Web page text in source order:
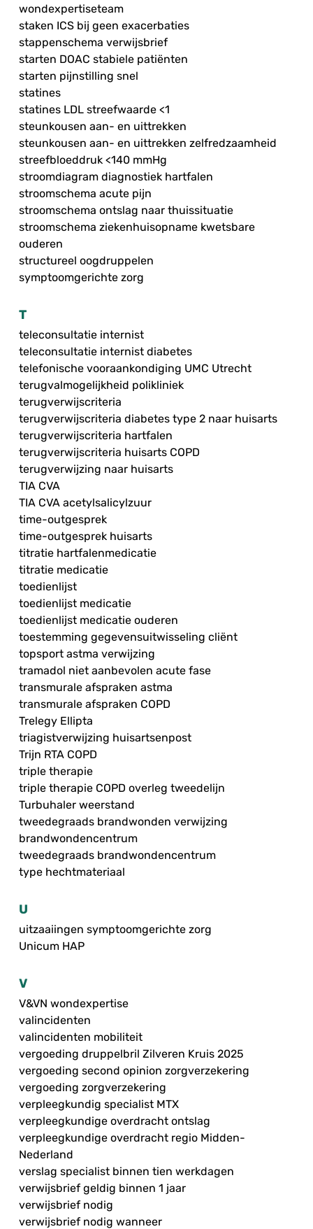
wondexpertiseteam
staken ICS bij geen exacerbaties
stappenschema verwijsbrief
starten DOAC stabiele patiënten
starten pijnstilling snel
statines
statines LDL streefwaarde <1
steunkousen aan- en uittrekken
steunkousen aan- en uittrekken zelfredzaamheid
streefbloeddruk <140 mmHg
stroomdiagram diagnostiek hartfalen
stroomschema acute pijn
stroomschema ontslag naar thuissituatie
stroomschema ziekenhuisopname kwetsbare
ouderen
structureel oogdruppelen
symptoomgerichte zorg
T
teleconsultatie internist
teleconsultatie internist diabetes
telefonische vooraankondiging UMC Utrecht
terugvalmogelijkheid polikliniek
terugverwijscriteria
terugverwijscriteria diabetes type 2 naar huisarts
terugverwijscriteria hartfalen
terugverwijscriteria huisarts COPD
terugverwijzing naar huisarts
TIA CVA
TIA CVA acetylsalicylzuur
time-outgesprek
time-outgesprek huisarts
titratie hartfalenmedicatie
titratie medicatie
toedienlijst
toedienlijst medicatie
toedienlijst medicatie ouderen
toestemming gegevensuitwisseling cliënt
topsport astma verwijzing
tramadol niet aanbevolen acute fase
transmurale afspraken astma
transmurale afspraken COPD
Trelegy Ellipta
triagistverwijzing huisartsenpost
Trijn RTA COPD
triple therapie
triple therapie COPD overleg tweedelijn
Turbuhaler weerstand
tweedegraads brandwonden verwijzing
brandwondencentrum
tweedegraads brandwondencentrum
type hechtmateriaal
U
uitzaaiingen symptoomgerichte zorg
Unicum HAP
V
V&VN wondexpertise
valincidenten
valincidenten mobiliteit
vergoeding druppelbril Zilveren Kruis 2025
vergoeding second opinion zorgverzekering
vergoeding zorgverzekering
verpleegkundig specialist MTX
verpleegkundige overdracht ontslag
verpleegkundige overdracht regio Midden-
Nederland
verslag specialist binnen tien werkdagen
verwijsbrief geldig binnen 1 jaar
verwijsbrief nodig
verwijsbrief nodig wanneer